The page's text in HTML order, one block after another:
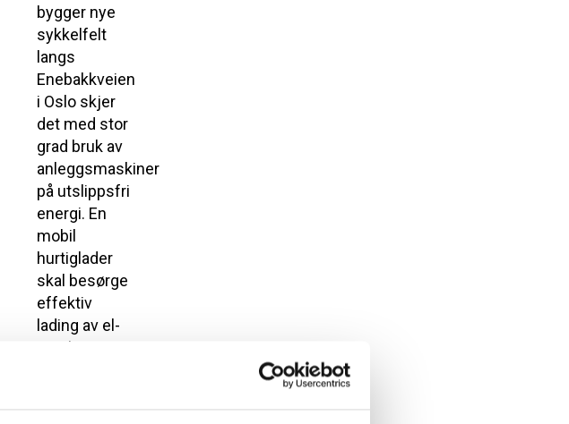
bygger nye
sykkelfelt
langs
Enebakkveien
i Oslo skjer
det med stor
grad bruk av
anleggsmaskiner
på utslippsfri
energi. En
mobil
hurtiglader
skal besørge
effektiv
lading av el-
maskinene.